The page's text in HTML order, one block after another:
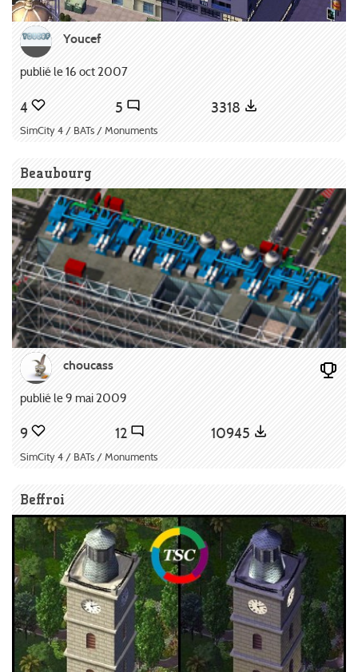
Youcef
publié le 16 oct 2007
4 5 3318
SimCity 4 / BATs / Monuments
Beaubourg
choucass
publié le 9 mai 2009
9 12 10945
SimCity 4 / BATs / Monuments
Beffroi